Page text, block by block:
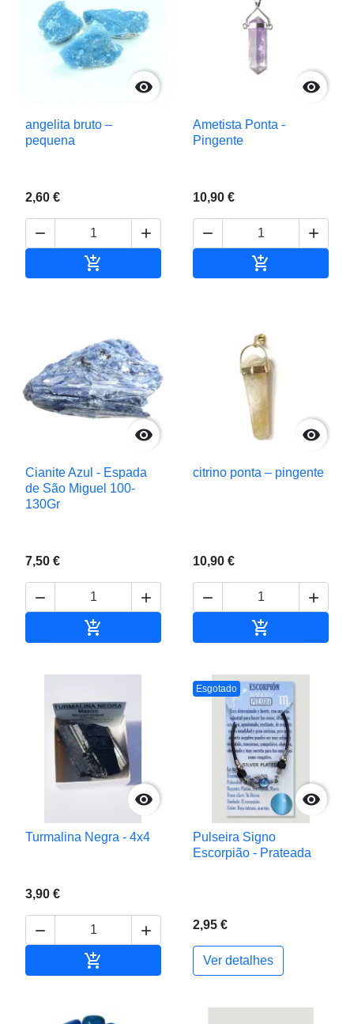

angelita bruto –
pequena
2,60 €
 


Ametista Ponta -
Pingente
10,90 €
 


Cianite Azul - Espada
de São Miguel 100-
130Gr
7,50 €
 


citrino ponta – pingente
10,90 €
 


Turmalina Negra - 4x4
3,90 €
 
 Adicionar ao carrinho
Esgotado

Pulseira Signo
Escorpião - Prateada
2,95 €
Ver detalhes